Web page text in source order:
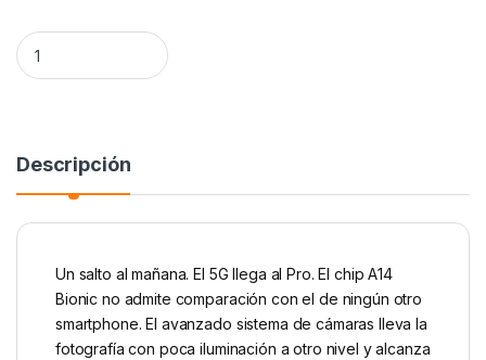
Apple iPhone 12 Pro Max 256GB (Reacondicionado) quantity
Descripción
Un salto al mañana. El 5G llega al Pro. El chip A14
Bionic no admite comparación con el de ningún otro
smartphone. El avanzado sistema de cámaras lleva la
fotografía con poca iluminación a otro nivel y alcanza